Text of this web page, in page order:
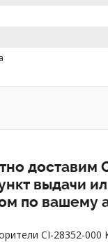
доставим
выдачи
по вашему
CI-28352-000